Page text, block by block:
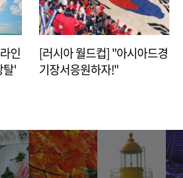
인
탈'
[러시아 월드컵] "아시아드경
기장서응원하자!"